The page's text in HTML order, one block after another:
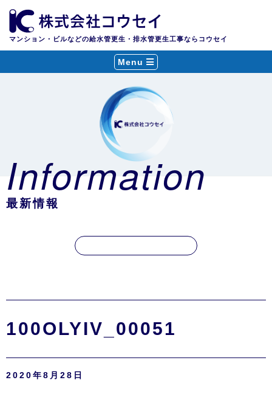
マンション・ビルなどの給水管更生・排水管更生工事ならコウセイ
Menu
Information
最新情報
100OLYIV_00051
2020年8月28日